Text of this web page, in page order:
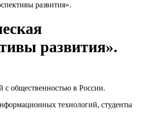
развития».
развития».
с общественностью в России.
технологий, студенты